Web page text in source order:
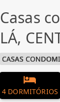
Casas
LÁ,
CASAS
4 DORMITÓRIOS